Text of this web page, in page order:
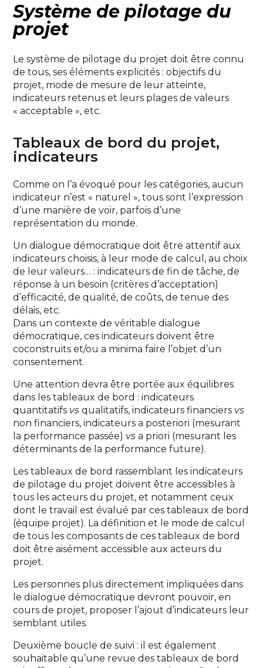
Système de pilotage du
projet
Le système de pilotage du projet doit être connu
de tous, ses éléments explicités : objectifs du
projet, mode de mesure de leur atteinte,
indicateurs retenus et leurs plages de valeurs
« acceptable », etc.
Tableaux de bord du projet,
indicateurs
Comme on l’a évoqué pour les catégories, aucun
indicateur n’est « naturel », tous sont l’expression
d’une manière de voir, parfois d’une
représentation du monde.
Un dialogue démocratique doit être attentif aux
indicateurs choisis, à leur mode de calcul, au choix
de leur valeurs… : indicateurs de fin de tâche, de
réponse à un besoin (critères d’acceptation)
d’efficacité, de qualité, de coûts, de tenue des
délais, etc.
Dans un contexte de véritable dialogue
démocratique, ces indicateurs doivent être
coconstruits et/ou a minima faire l’objet d’un
consentement.
Une attention devra être portée aux équilibres
dans les tableaux de bord : indicateurs
quantitatifs vs qualitatifs, indicateurs financiers vs
non financiers, indicateurs a posteriori (mesurant
la performance passée) vs a priori (mesurant les
déterminants de la performance future).
Les tableaux de bord rassemblant les indicateurs
de pilotage du projet doivent être accessibles à
tous les acteurs du projet, et notamment ceux
dont le travail est évalué par ces tableaux de bord
(équipe projet). La définition et le mode de calcul
de tous les composants de ces tableaux de bord
doit être aisément accessible aux acteurs du
projet.
Les personnes plus directement impliquées dans
le dialogue démocratique devront pouvoir, en
cours de projet, proposer l’ajout d’indicateurs leur
semblant utiles.
Deuxième boucle de suivi : il est également
souhaitable qu’une revue des tableaux de bord